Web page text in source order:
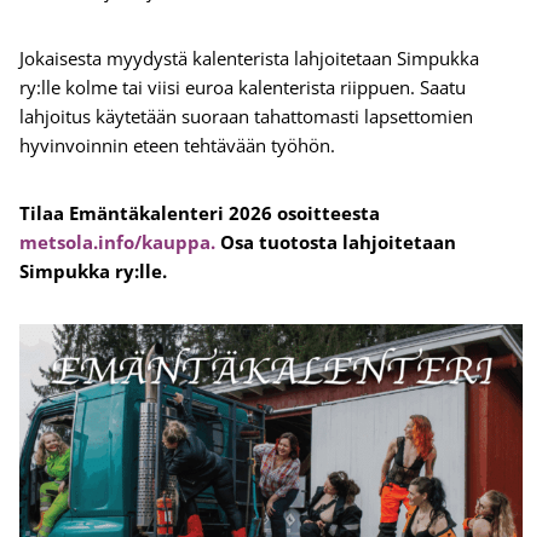
Jokaisesta myydystä kalenterista lahjoitetaan Simpukka
ry:lle kolme tai viisi euroa kalenterista riippuen. Saatu
lahjoitus käytetään suoraan tahattomasti lapsettomien
hyvinvoinnin eteen tehtävään työhön.
Tilaa Emäntäkalenteri 2026 osoitteesta
metsola.info/kauppa. Osa tuotosta lahjoitetaan
Simpukka ry:lle.